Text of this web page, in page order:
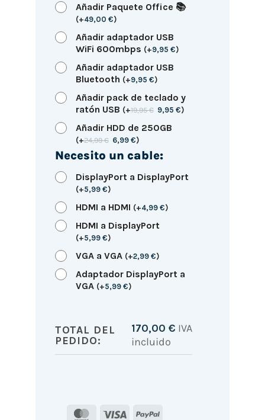
Añadir Paquete Office 📚
(+49,00 €)
Añadir adaptador USB
WiFi 600mbps (+9,95 €)
Añadir adaptador USB
Bluetooth (+9,95 €)
Añadir pack de teclado y
ratón USB (+19,95€ 9,95€)
Añadir HDD de 250GB
(+24,99€ 6,99€)
Necesito un cable:
DisplayPort a DisplayPort
(+5,99 €)
HDMI a HDMI (+4,99 €)
HDMI a DisplayPort
(+5,99 €)
VGA a VGA (+2,99 €)
Adaptador DisplayPort a
VGA (+5,99 €)
TOTAL DEL
PEDIDO:
170,00 € IVA
incluido
MasterCard
Visa
PayPal